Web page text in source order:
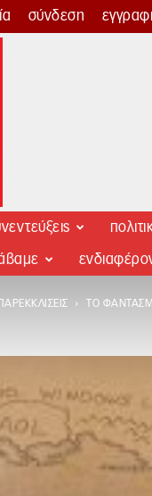
σύνδεση
ΠΑΡΕΚΚΛΊΣΕΙΣ ΤΟ